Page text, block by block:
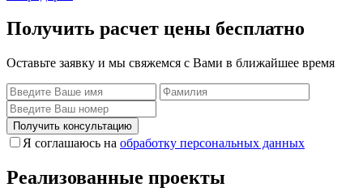
Получить расчет цены бесплатно
Оставьте заявку и мы свяжемся с Вами в ближайшее время
Получить консультацию
Я соглашаюсь на обработку персональных данных
Реализованные проекты